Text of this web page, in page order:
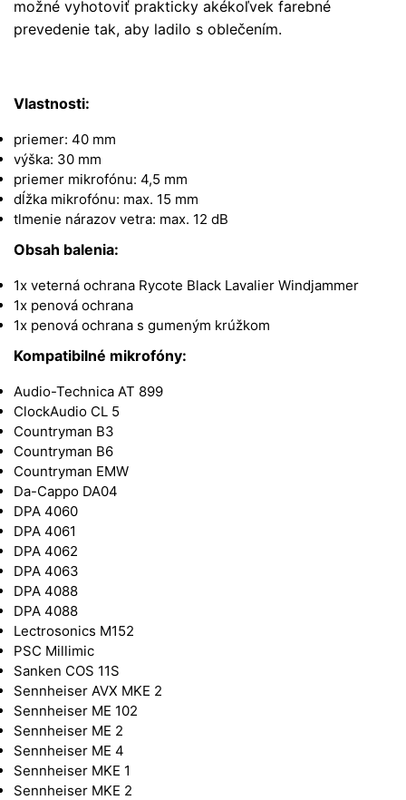
možné vyhotoviť prakticky akékoľvek farebné
prevedenie tak, aby ladilo s oblečením.
Vlastnosti:
priemer: 40 mm
výška: 30 mm
priemer mikrofónu: 4,5 mm
dĺžka mikrofónu: max. 15 mm
tlmenie nárazov vetra: max. 12 dB
Obsah balenia:
1x veterná ochrana Rycote Black Lavalier Windjammer
1x penová ochrana
1x penová ochrana s gumeným krúžkom
Kompatibilné mikrofóny:
Audio-Technica AT 899
ClockAudio CL 5
Countryman B3
Countryman B6
Countryman EMW
Da-Cappo DA04
DPA 4060
DPA 4061
DPA 4062
DPA 4063
DPA 4088
DPA 4088
Lectrosonics M152
PSC Millimic
Sanken COS 11S
Sennheiser AVX MKE 2
Sennheiser ME 102
Sennheiser ME 2
Sennheiser ME 4
Sennheiser MKE 1
Sennheiser MKE 2